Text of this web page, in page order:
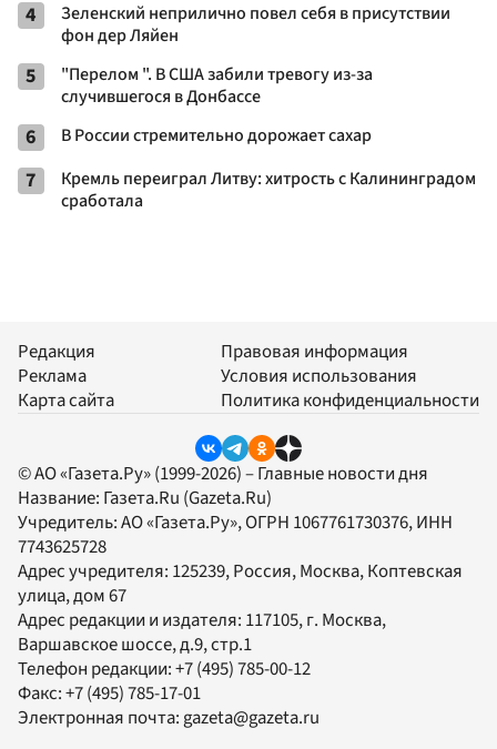
4
Зеленский неприлично повел cебя в присутствии
фон дер Ляйен
5
"Перелом ". В США забили тревогу из-за
случившегося в Донбассе
6 В России стремительно дорожает сахар
7
Кремль переиграл Литву: хитрость с Калининградом
сработала
Редакция
Реклама
Карта сайта
Правовая информация
Условия использования
Политика конфиденциальности
© АО «Газета.Ру» (1999-2026) – Главные новости дня
Название: Газета.Ru (Gazeta.Ru)
Учредитель:АО «Газета.Ру», ОГРН 1067761730376, ИНН
7743625728
Адрес учредителя: 125239, Россия, Москва, Коптевская
улица, дом 67
Адрес редакции и издателя: 117105, г. Москва,
Варшавское шоссе, д.9, стр.1
Телефон редакции:+7 (495) 785-00-12
Факс:+7 (495) 785-17-01
Электронная почта:gazeta@gazeta.ru